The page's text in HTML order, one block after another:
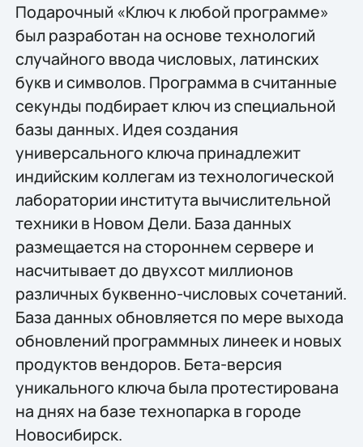
Подарочный «Ключ к любой программе»
был разработан на основе технологий
случайного ввода числовых, латинских
букв и символов. Программа в считанные
секунды подбирает ключ из специальной
базы данных. Идея создания
универсального ключа принадлежит
индийским коллегам из технологической
лаборатории института вычислительной
техники в Новом Дели. База данных
размещается на стороннем сервере и
насчитывает до двухсот миллионов
различных буквенно-числовых сочетаний.
База данных обновляется по мере выхода
обновлений программных линеек и новых
продуктов вендоров. Бета-версия
уникального ключа была протестирована
на днях на базе технопарка в городе
Новосибирск.